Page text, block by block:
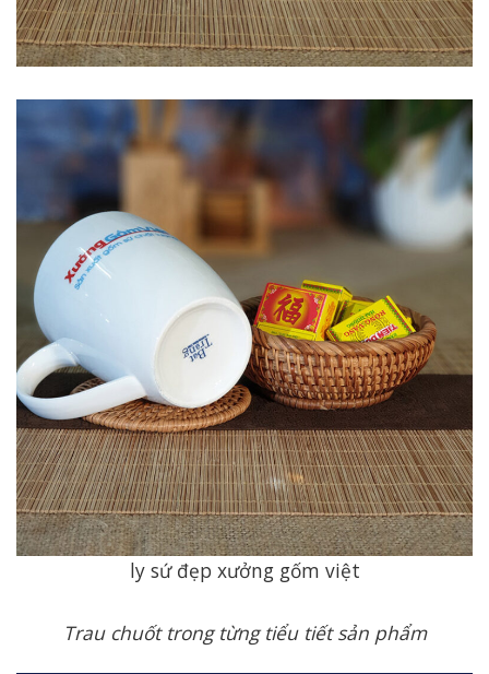
ly sứ đẹp xưởng gốm việt
Trau chuốt trong từng tiểu tiết sản phẩm